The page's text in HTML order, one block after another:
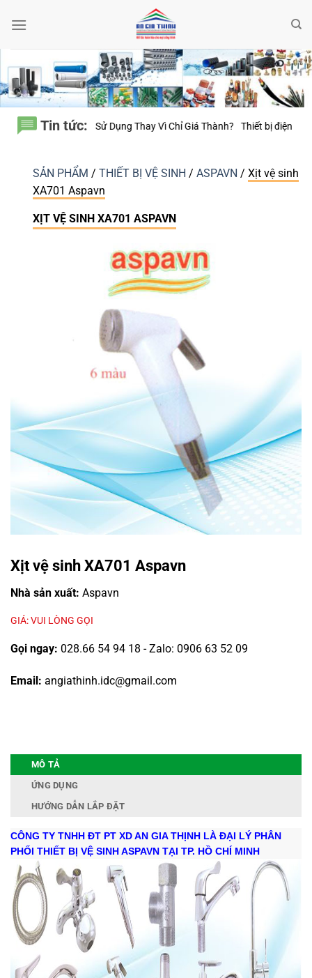
qua
Tin tức:
Sử Dụng Thay Vì Chỉ Giá Thành? Thiết bị điện Nanoco – Vì sao
SẢN PHẨM / THIẾT BỊ VỆ SINH / ASPAVN / Xịt vệ sinh
XA701 Aspavn
XỊT VỆ SINH XA701 ASPAVN
Xịt vệ sinh XA701 Aspavn
Nhà sản xuất: Aspavn
GIÁ: VUI LÒNG GỌI
Gọi ngay: 028.66 54 94 18 - Zalo: 0906 63 52 09
Email: angiathinh.idc@gmail.com
MÔ TẢ
ỨNG DỤNG
HƯỚNG DẪN LẮP ĐẶT
CÔNG TY TNHH ĐT PT XD AN GIA THỊNH LÀ ĐẠI LÝ PHÂN
PHỐI THIẾT BỊ VỆ SINH ASPAVN TẠI TP. HỒ CHÍ MINH